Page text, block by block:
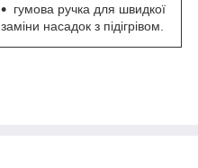
гумова ручка для швидкої
заміни насадок з підігрівом.